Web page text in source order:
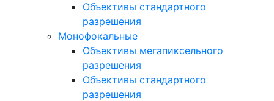
Объективы стандартного
разрешения
Монофокальные
Объективы мегапиксельного
разрешения
Объективы стандартного
разрешения